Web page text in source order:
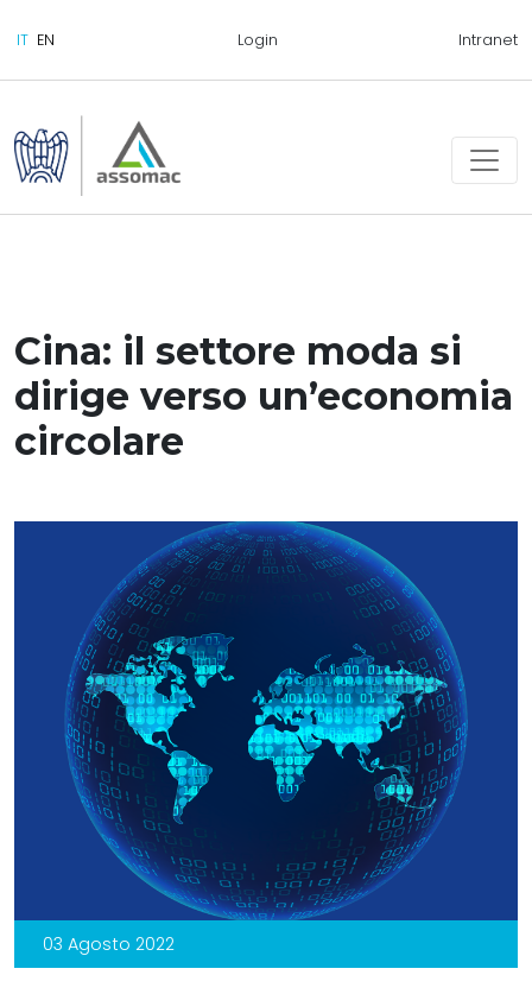
Login Intranet
Cina: il settore moda si
dirige verso un’economia
circolare
03 Agosto 2022